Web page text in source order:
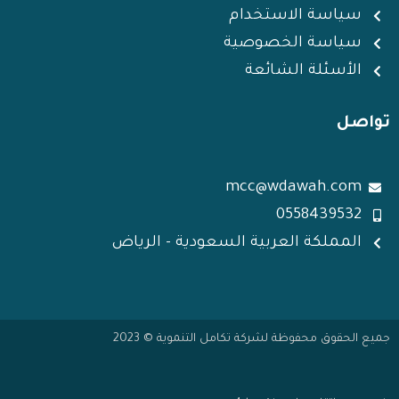
سياسة الاستخدام
سياسة الخصوصية
الأسئلة الشائعة
تواصل
mcc@wdawah.com
0558439532
المملكة العربية السعودية - الرياض
جميع الحقوق محفوظة لشركة تكامل التنموية © 2023